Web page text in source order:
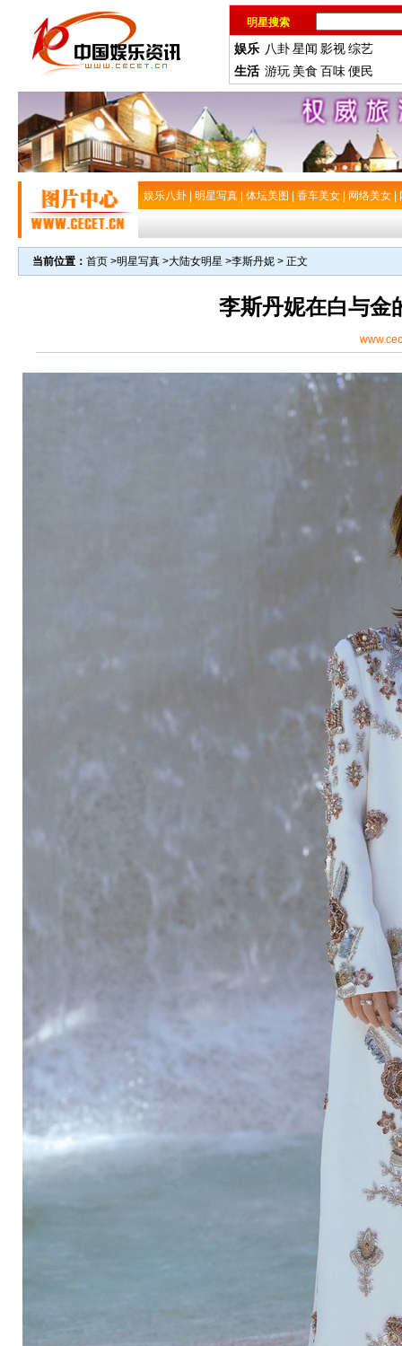
明星搜索
娱乐 八卦星闻 影视综艺
生活 游玩 美食 百味便民
娱乐八卦 明星写真 体坛美图 香车美女 网络美女
当前位置： 首页 >明星写真 >大陆女明星 >李斯丹妮 > 正文
李斯丹妮在白与金